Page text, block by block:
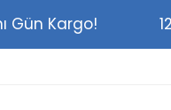
Gün Kargo!